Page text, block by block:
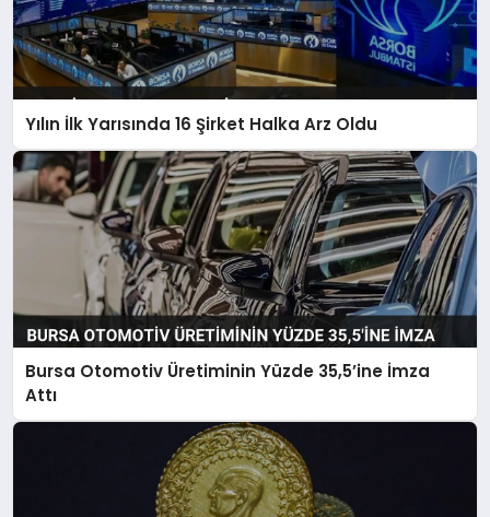
Yılın İlk Yarısında 16 Şirket Halka Arz Oldu
Bursa Otomotiv Üretiminin Yüzde 35,5’ine İmza
Attı